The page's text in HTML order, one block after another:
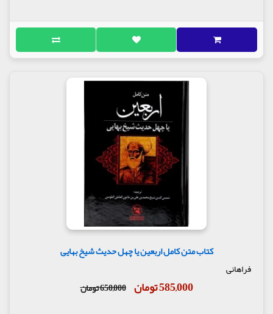
کتاب متن کامل اربعین یا چهل حدیث شیخ بهایی
فراهانی
585,000 تومان 650,000 تومان